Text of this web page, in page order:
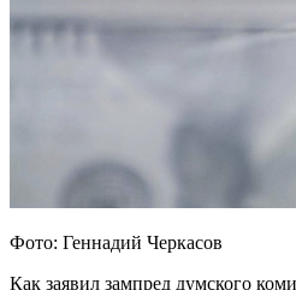
Фото: Геннадий Черкасов
Как заявил зампред думского